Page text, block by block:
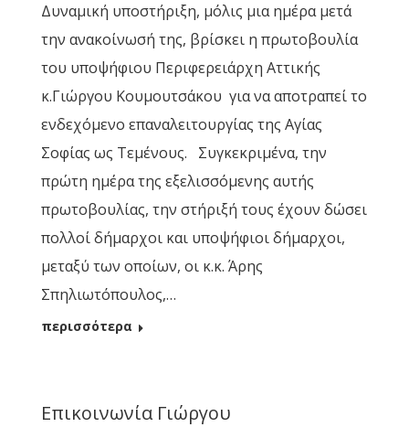
Δυναμική υποστήριξη, μόλις μια ημέρα μετά
την ανακοίνωσή της, βρίσκει η πρωτοβουλία
του υποψήφιου Περιφερειάρχη Αττικής
κ.Γιώργου Κουμουτσάκου για να αποτραπεί το
ενδεχόμενο επαναλειτουργίας της Αγίας
Σοφίας ως Τεμένους. Συγκεκριμένα, την
πρώτη ημέρα της εξελισσόμενης αυτής
πρωτοβουλίας, την στήριξή τους έχουν δώσει
πολλοί δήμαρχοι και υποψήφιοι δήμαρχοι,
μεταξύ των οποίων, οι κ.κ. Άρης
Σπηλιωτόπουλος,…
περισσότερα
Επικοινωνία Γιώργου